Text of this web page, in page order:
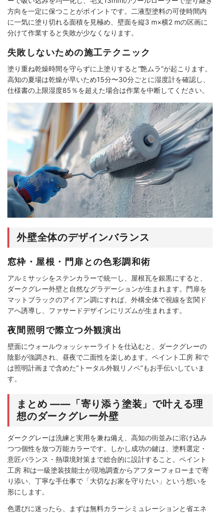
方向を一定に保つことがポイントです。二液型塗料の可使時間内
に一気に塗り切れる面積を見極め、壁面を縦3 m×横2 mの区画に
分けて作業すると失敗が少なくなります。
失敗しないための施工テクニック
塗り重ね乾燥時間を守らずに上塗りすると“艶ムラ”が起こります。
高知の夏場は乾燥が早いため15分〜30分ごとに湿度計を確認し、
仕様書の上限湿度85％を超えた場合は作業を中断してください。
外壁全体のデザインバランス
窓枠・屋根・門扉との色彩調和術
アルミサッシをステンカラーで統一し、屋根瓦を銀黒にすると、
ダークグレー外壁と自然なグラデーションが生まれます。門扉を
マットブラックのアイアン調にすれば、外構全体で視線を玄関ド
アへ誘導し、ファサードデザインにリズムが生まれます。
夜間照明で際立つ外観演出
壁面にウォールウォッシャーライトを仕込むと、ダークグレーの
陰影が強調され、昼夜で二面性を楽しめます。ペイント工房 和で
は照明計画まで含めた“トータル外観リノベ”もお手伝いしていま
す。
まとめ ――「寄り添う塗装」で叶える理
想のダークグレー外壁
ダークグレーは洗練と実用を兼ね備え、高知の街並みに溶け込み
つつ個性を放つ万能カラーです。しかし成功の鍵は、塗料選定・
意匠バランス・熱環境対策まで総合的に設計すること。ペイント
工房 和は一級塗装技能士が現地調査からアフターフォローまで寄
り添い、丁寧な手仕事で「大切なお家を守りたい」という想いを
形にします。
色選びに迷ったら、まずは無料カラーシミュレーションと省エネ